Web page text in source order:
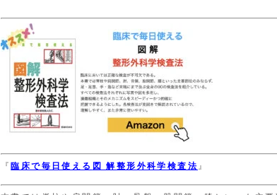
『臨床で毎日使える 図 解整形外科学検査法 』